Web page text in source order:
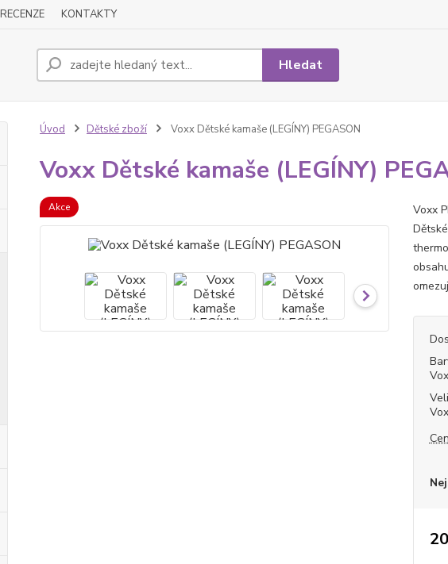
RECENZE KONTAKTY
Hledat
Úvod Dětské zboží Voxx Dětské kamaše (LEGÍNY) PEGASON
Voxx Dětské kamaše (LEGÍNY)
Akce
Voxx